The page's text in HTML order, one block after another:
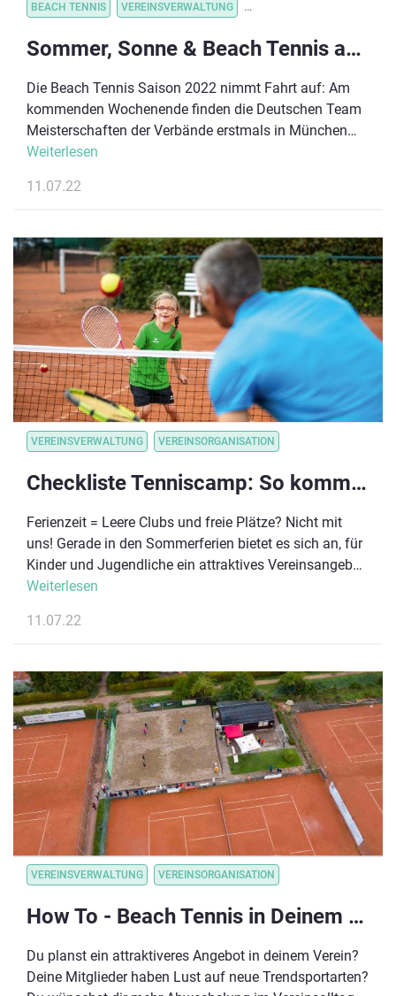
BEACH TENNIS VEREINSVERWALTUNG VEREINSORGANISATION
Sommer, Sonne & Beach Tennis am Wochenende in München
Die Beach Tennis Saison 2022 nimmt Fahrt auf: Am
kommenden Wochenende finden die Deutschen Team
Meisterschaften der Verbände erstmals in München
statt. Im vergangenen Jahr konnte sich das Team aus
Brandenburg den Titel sichern.
Weiterlesen
11.07.22
VEREINSVERWALTUNG VEREINSORGANISATION
Checkliste Tenniscamp: So kommst du gut durch den Tennissommer
Ferienzeit = Leere Clubs und freie Plätze? Nicht mit
uns! Gerade in den Sommerferien bietet es sich an, für
Kinder und Jugendliche ein attraktives Vereinsangebot
zu gestalten. Neben bestehenden Mitgliedern können
Vereinsmitglieder angesprochen werden und so
Weiterlesen
11.07.22
VEREINSVERWALTUNG VEREINSORGANISATION
How To - Beach Tennis in Deinem Verein
Du planst ein attraktiveres Angebot in deinem Verein?
Deine Mitglieder haben Lust auf neue Trendsportarten?